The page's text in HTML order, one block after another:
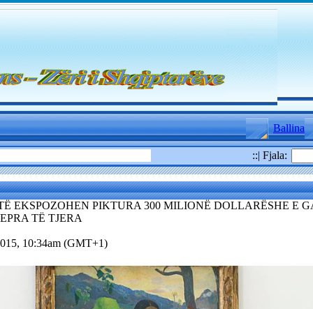
Ballina
::| Fjala:
EKSPOZOHEN PIKTURA 300 MILIONË DOLLARËSHE E
TË TJERA
10:34am (GMT+1)